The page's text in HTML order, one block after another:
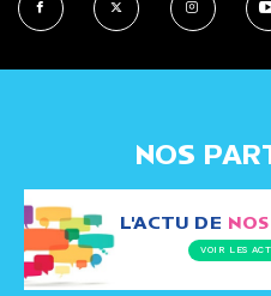
NOS
L'ACTU DE
VOIR LES